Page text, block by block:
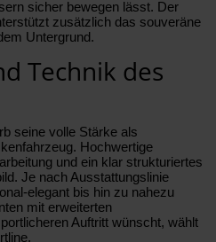
sicher bewegen lässt. Der
zusätzlich das souveräne
Untergrund.
Technik des
seine volle Stärke als
Hochwertige
und ein klar strukturiertes
Je nach Ausstattungslinie
elegant bis hin zu nahezu
mit erweiterten
Auftritt wünscht, wählt